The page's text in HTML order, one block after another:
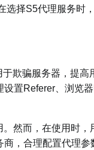
择S5代理服务时
欺骗服务器，提
置Referer、浏览
而，在使用时，
，合理配置代理